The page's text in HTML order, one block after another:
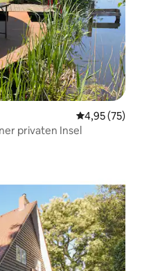
4,95 (75)
privaten Insel